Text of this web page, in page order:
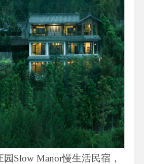
园Slow Manor慢生活民宿，